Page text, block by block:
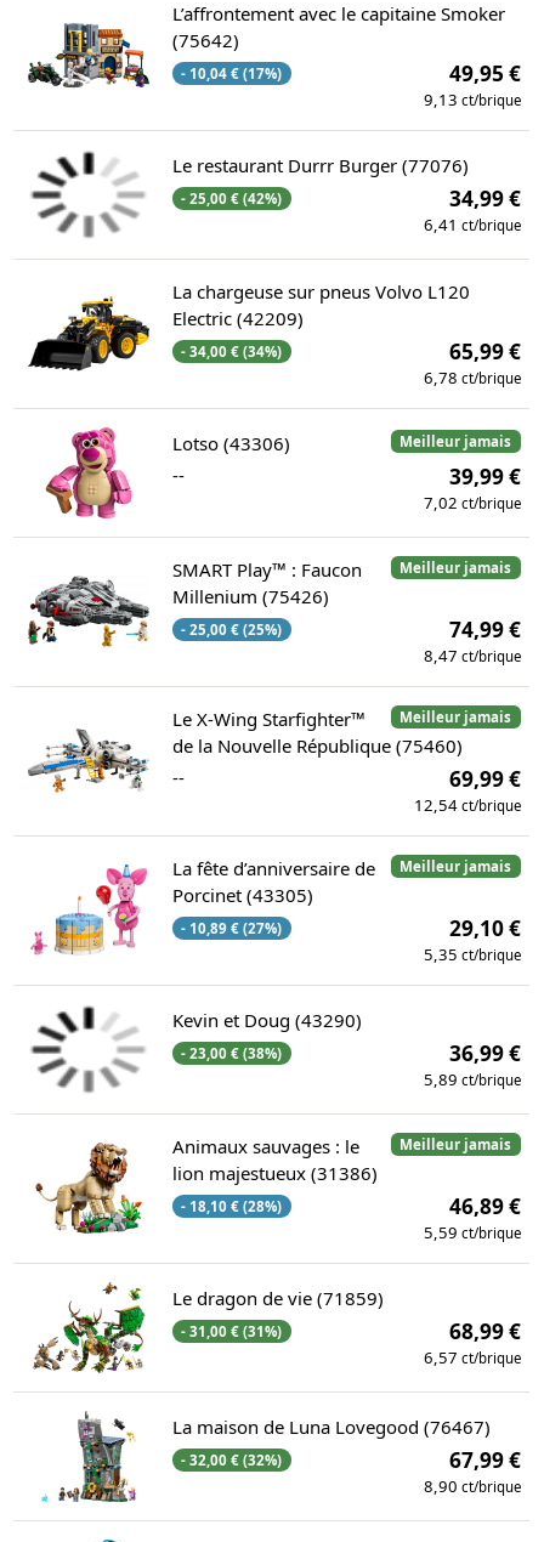
L’affrontement avec le capitaine Smoker
(75642)
- 10,04 € (17%) 49,95 €
9,13 ct/brique
Le restaurant Durrr Burger (77076)
- 25,00 € (42%) 34,99 €
6,41 ct/brique
La chargeuse sur pneus Volvo L120
Electric (42209)
- 34,00 € (34%) 65,99 €
6,78 ct/brique
Meilleur jamais
Lotso (43306)
--
39,99 €
7,02 ct/brique
Meilleur jamais
SMART Play™ : Faucon
Millenium (75426)
- 25,00 € (25%) 74,99 €
8,47 ct/brique
Meilleur jamais
Le X-Wing Starfighter™
de la Nouvelle République (75460)
--
69,99 €
12,54 ct/brique
Meilleur jamais
La fête d’anniversaire de
Porcinet (43305)
- 10,89 € (27%) 29,10 €
5,35 ct/brique
Kevin et Doug (43290)
- 23,00 € (38%) 36,99 €
5,89 ct/brique
Meilleur jamais
Animaux sauvages : le
lion majestueux (31386)
- 18,10 € (28%) 46,89 €
5,59 ct/brique
Le dragon de vie (71859)
- 31,00 € (31%) 68,99 €
6,57 ct/brique
La maison de Luna Lovegood (76467)
- 32,00 € (32%) 67,99 €
8,90 ct/brique